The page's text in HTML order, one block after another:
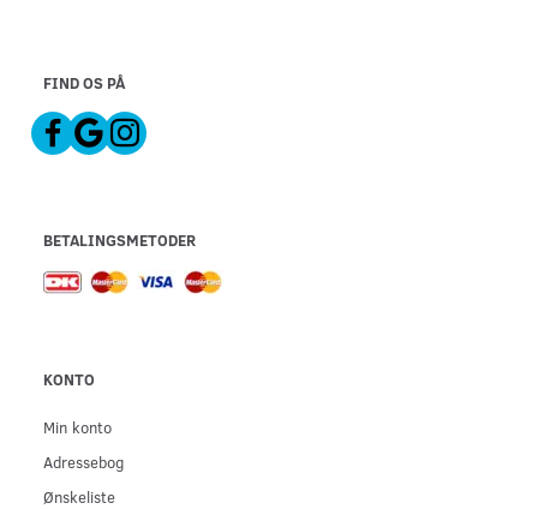
FIND OS PÅ
BETALINGSMETODER
KONTO
Min konto
Adressebog
Ønskeliste